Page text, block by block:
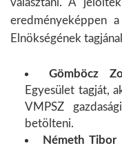
választani. A
eredményeképpen
Elnökségének
Gömböcz
Egyesület tagját,
VMPSZ
betölteni.
Németh Tibor